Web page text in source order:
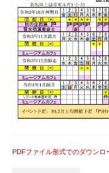
瞽女ミュージアム
入会のご案内
お問合せ
アクセス
PDFファイル形式でのダウンロ